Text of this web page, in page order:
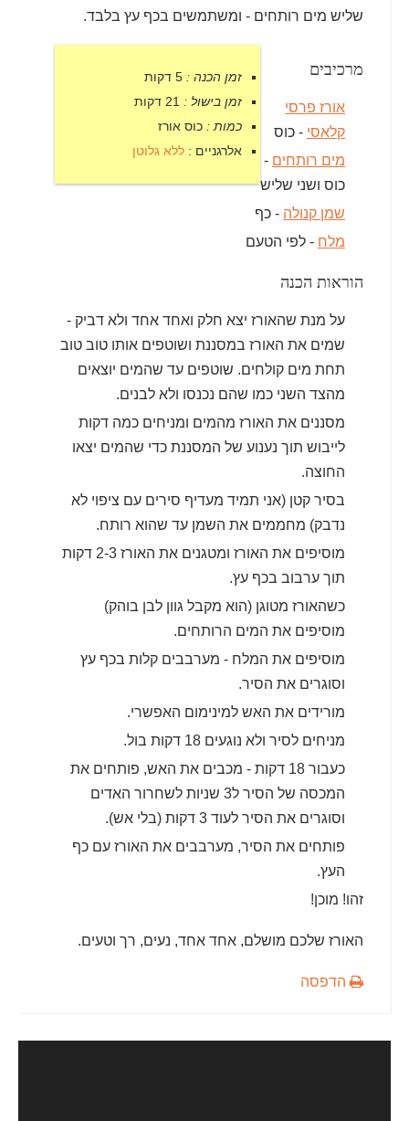
שליש מים רותחים - ומשתמשים בכף עץ בלבד.
זמן הכנה : 5 דקות
זמן בישול : 21 דקות
כמות : כוס אורז
אלרגניים : ללא גלוטן
מרכיבים
אורז פרסי
קלאסי - כוס
מים רותחים -
כוס ושני שליש
שמן קנולה - כף
מלח - לפי הטעם
הוראות הכנה
על מנת שהאורז יצא חלק ואחד אחד ולא דביק -
שמים את האורז במסננת ושוטפים אותו טוב טוב
תחת מים קולחים. שוטפים עד שהמים יוצאים
מהצד השני כמו שהם נכנסו ולא לבנים.
מסננים את האורז מהמים ומניחים כמה דקות
לייבוש תוך נענוע של המסננת כדי שהמים יצאו
החוצה.
בסיר קטן (אני תמיד מעדיף סירים עם ציפוי לא
נדבק) מחממים את השמן עד שהוא רותח.
מוסיפים את האורז ומטגנים את האורז 2-3 דקות
תוך ערבוב בכף עץ.
כשהאורז מטוגן (הוא מקבל גוון לבן בוהק)
מוסיפים את המים הרותחים.
מוסיפים את המלח - מערבבים קלות בכף עץ
וסוגרים את הסיר.
מורידים את האש למינימום האפשרי.
מניחים לסיר ולא נוגעים 18 דקות בול.
כעבור 18 דקות - מכבים את האש, פותחים את
המכסה של הסיר ל3 שניות לשחרור האדים
וסוגרים את הסיר לעוד 3 דקות (בלי אש).
פותחים את הסיר, מערבבים את האורז עם כף
העץ.
זהו! מוכן!
האורז שלכם מושלם, אחד אחד, נעים, רך וטעים.
הדפסה